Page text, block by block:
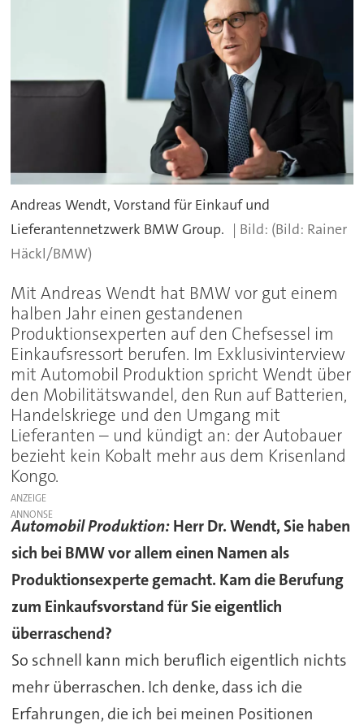
Andreas Wendt, Vorstand für Einkauf und
Lieferantennetzwerk BMW Group.
(Bild: Rainer
Häckl/BMW)
Mit Andreas Wendt hat BMW vor gut einem
halben Jahr einen gestandenen
Produktionsexperten auf den Chefsessel im
Einkaufsressort berufen. Im Exklusivinterview
mit Automobil Produktion spricht Wendt über
den Mobilitätswandel, den Run auf Batterien,
Handelskriege und den Umgang mit
Lieferanten – und kündigt an: der Autobauer
bezieht kein Kobalt mehr aus dem Krisenland
Kongo.
ANZEIGE
Automobil Produktion:Herr Dr. Wendt, Sie haben
sich bei BMW vor allem einen Namen als
Produktionsexperte gemacht. Kam die Berufung
zum Einkaufsvorstand für Sie eigentlich
überraschend?
So schnell kann mich beruflich eigentlich nichts
mehr überraschen. Ich denke, dass ich die
Erfahrungen, die ich bei meinen Positionen